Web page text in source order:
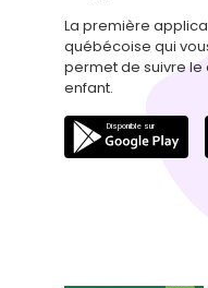
La première
québécoise qui
permet de suivre
enfant.